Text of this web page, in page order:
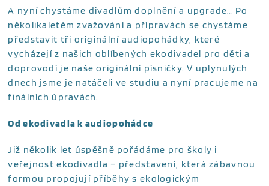
A nyní chystáme divadlům doplnění a upgrade… Po
několikaletém zvažování a přípravách se chystáme
představit tři originální audiopohádky, které
vycházejí z našich oblíbených ekodivadel pro děti a
doprovodí je naše originální písničky. V uplynulých
dnech jsme je natáčeli ve studiu a nyní pracujeme na
finálních úpravách.
Od ekodivadla k audiopohádce
Již několik let úspěšně pořádáme pro školy i
veřejnost ekodivadla – představení, která zábavnou
formou propojují příběhy s ekologickým